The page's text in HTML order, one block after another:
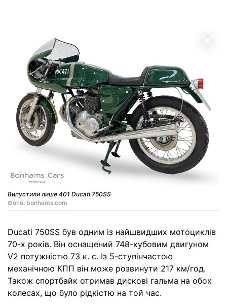
Випустили лише 401 Ducati 750SS
Фото: bonhams.com
Ducati 750SS був одним із найшвидших мотоциклів
70-х років. Він оснащений 748-кубовим двигуном
V2 потужністю 73 к. с. Із 5-ступінчастою
механічною КПП він може розвинути 217 км/год.
Також спортбайк отримав дискові гальма на обох
колесах, що було рідкістю на той час.